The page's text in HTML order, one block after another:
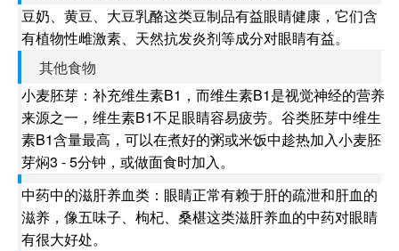
豆奶、黄豆、大豆乳酪这类豆制品有益眼睛健康，它们含
有植物性雌激素、天然抗发炎剂等成分对眼睛有益。
其他食物
小麦胚芽：补充维生素B1，而维生素B1是视觉神经的营养
来源之一，维生素B1不足眼睛容易疲劳。谷类胚芽中维生
素B1含量最高，可以在煮好的粥或米饭中趁热加入小麦胚
芽焖3 - 5分钟，或做面食时加入。
中药中的滋肝养血类：眼睛正常有赖于肝的疏泄和肝血的
滋养，像五味子、枸杞、桑椹这类滋肝养血的中药对眼睛
有很大好处。